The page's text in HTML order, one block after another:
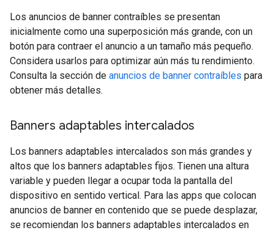
Los anuncios de banner contraíbles se presentan
inicialmente como una superposición más grande, con un
botón para contraer el anuncio a un tamaño más pequeño.
Considera usarlos para optimizar aún más tu rendimiento.
Consulta la sección de anuncios de banner contraíbles para
obtener más detalles.
Banners adaptables intercalados
Los banners adaptables intercalados son más grandes y
altos que los banners adaptables fijos. Tienen una altura
variable y pueden llegar a ocupar toda la pantalla del
dispositivo en sentido vertical. Para las apps que colocan
anuncios de banner en contenido que se puede desplazar,
se recomiendan los banners adaptables intercalados en